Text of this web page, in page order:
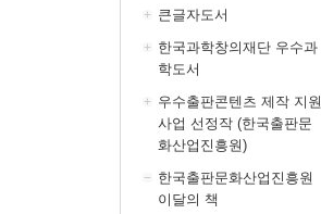
큰글자도서
한국과학창의재단 우수과
학도서
우수출판콘텐츠 제작 지원
사업 선정작 (한국출판문
화산업진흥원)
한국출판문화산업진흥원
이달의 책